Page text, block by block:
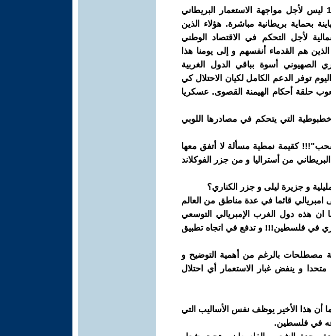
جاءت ثورة عز الدين القسام سنة 1936 ليس لأجل مواجهة الاستعمار البريطاني
بحماية بريطانية مباشرة. هؤلاء الذين
لأجل التحكم في الاقتصاد الوطني
هم القدماء أنفسهم و إلى يومنا هذا
الصهيوني أسوة بباقي الدول الغربية
توفر الدعم الكامل لكيان الاحتلال كي
حلقة أحكام الهيمنة القصوى. عسكريا
التي يتحكم في مصادرها اللوبي
كقيمة نمطية مسألة لا أتفق معها
من أستراليا و من جزر الفوكلاند
و جزيرة ليلى و جزر الكناري؟
امبريالي قائما في عدة مناطق من العالم
ان هذه دول الغرب الإمبريالي التوسعي
في فلسطين!!! و تدفع في اتجاه تطبيق
مصطلحات بالرغم من أهمية التوضيح و
و ينفض غبار الاستعمار أي احتلال
أن هذا الأخير يوظف نفس الأساليب التي
في فلسطين.